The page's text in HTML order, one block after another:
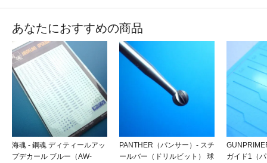
あなたにおすすめの商品
海魂 - 鋼魂 ディティールアッ
プデカール ブルー（AW-
PANTHER（パンサー）- スチ
ールバー（ドリルビット） 球
ガイド1（